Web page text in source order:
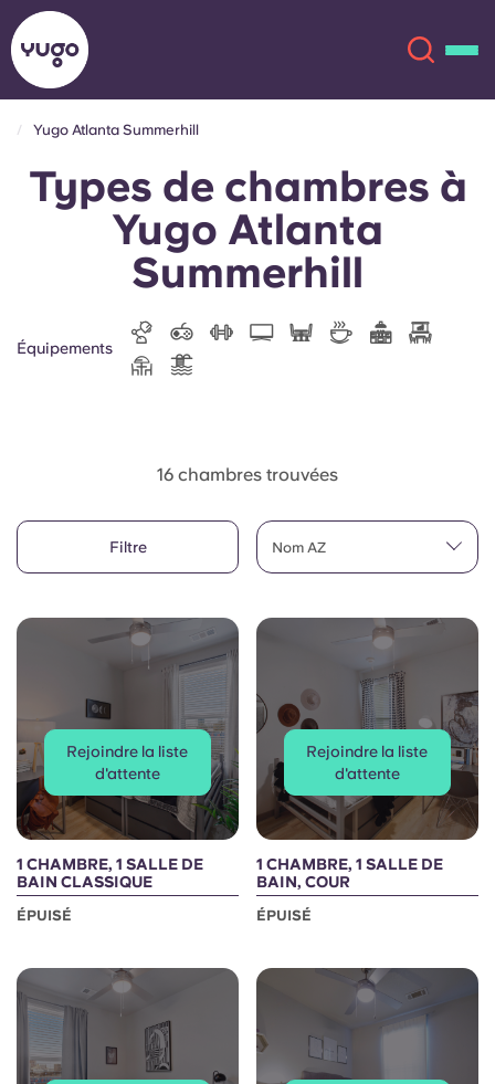
À propos
English (US)
Chinese
Español
Català
Deutsch
Italian
Sélectionnez une ville
Se connecter
Réservez maintenant
English (GB)
English (US)
Chinese Español
Català
Portuguese
Yugo Atlanta Summerhill
Types de chambres à
Yugo Atlanta
Summerhill
Équipements
16 chambres trouvées
Filtre Nom AZ
Rejoindre la liste
d'attente
1 CHAMBRE, 1 SALLE DE
BAIN CLASSIQUE
ÉPUISÉ
Rejoindre la liste
d'attente
1 CHAMBRE, 1 SALLE DE
BAIN, COUR
ÉPUISÉ